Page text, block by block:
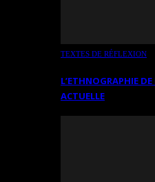
TEXTES DE RÉFLEXION
L’ETHNOGRAPHIE
ACTUELLE